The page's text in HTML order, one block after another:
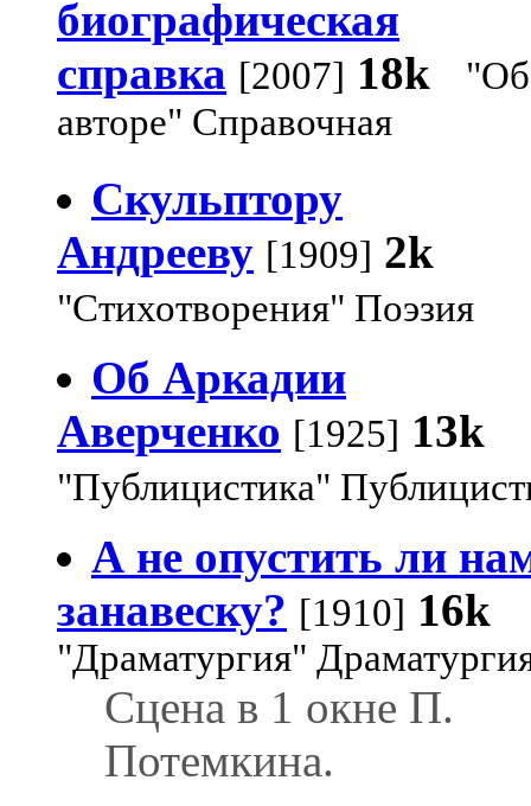
биографическая
справка [2007] 18k "Об
авторе" Справочная
Скульптору
Андрееву [1909] 2k
"Стихотворения" Поэзия
Об Аркадии
Аверченко [1925] 13k
"Публицистика"
А не опустить ли
занавеску? [1910] 16k
"Драматургия"
Сцена в 1 окне П.
Потемкина.